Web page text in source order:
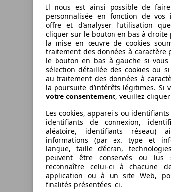
Il nous est ainsi possible de
personnalisée en fonction de vos
offre et d’analyser l’utilisation
cliquer sur le bouton en bas à droite
la mise en œuvre de cookies
traitement des données à caractère
le bouton en bas à gauche si
sélection détaillée des cookies ou
au traitement des données à
la poursuite d’intérêts légitimes. Si
votre consentement, veuillez cliquer
Les cookies, appareils ou
identifiants de connexion,
aléatoire, identifiants réseau)
informations (par ex. type et
langue, taille d’écran,
peuvent être conservés ou
reconnaître celui-ci à chacune
application ou à un site Web,
finalités présentées ici.